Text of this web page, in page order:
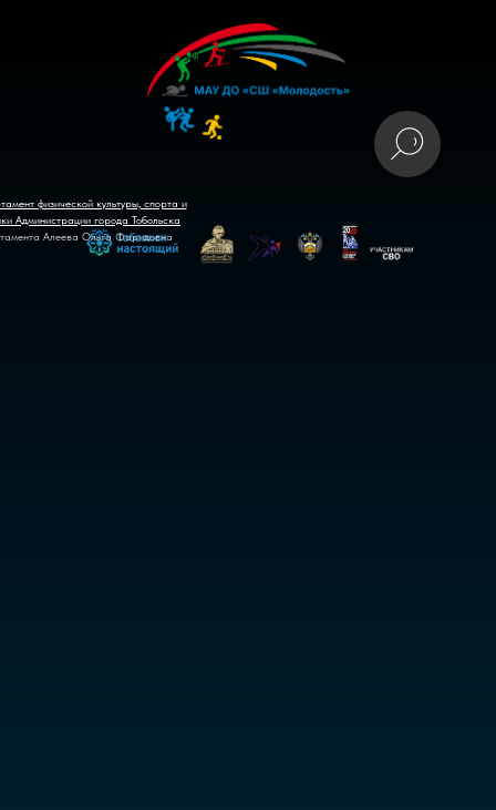
физической культуры, спорта и
Администрации города Тобольска
Алеева Ольга Фаридовна